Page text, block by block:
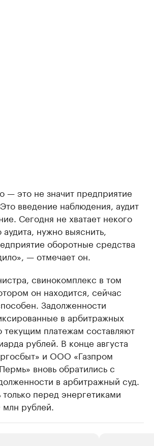
— это не значит предприятие
введение наблюдения, аудит
Сегодня не хватает некого
нужно выяснить,
оборотные средства
— отмечает он.
свинокомплекс в том
он находится, сейчас
Задолженности
в арбитражных
текущим платежам составляют
рублей. В конце августа
и ООО «Газпром
вновь обратились с
в арбитражный суд.
перед энергетиками
рублей.